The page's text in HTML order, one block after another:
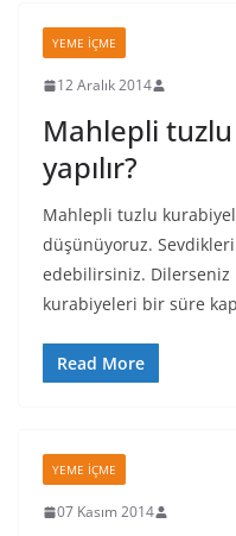
YEME İÇME
12 Aralık 2014
Mahlepli
yapılır?
Mahlepli tuzlu
düşünüyoruz.
edebilirsiniz. Dilerseniz
kurabiyeleri bir süre
Read More
YEME İÇME
07 Kasım 2014